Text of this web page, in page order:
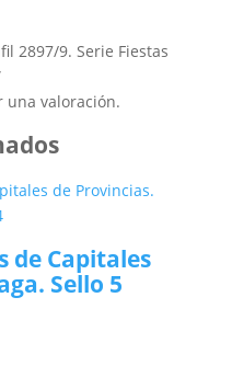
2897/9. Serie Fiestas
valoración.
de Capitales
Sello 5